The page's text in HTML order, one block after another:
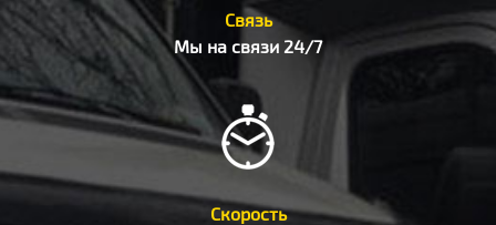
Связь
Мы на связи 24/7
Скорость